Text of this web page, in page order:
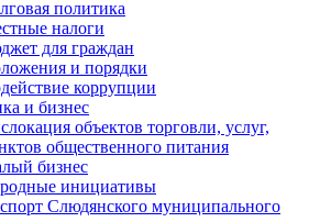
политика
налоги
для граждан
и порядки
коррупции
и бизнес
объектов торговли, услуг,
общественного питания
бизнес
инициативы
Слюдянского муниципального